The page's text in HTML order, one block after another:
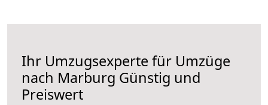
Ihr Umzugsexperte für Umzüge
nach Marburg Günstig und
Preiswert